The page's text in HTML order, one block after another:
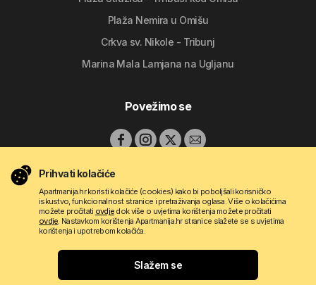
Plaža Nemira u Omišu
Crkva sv. Nikole - Tribunj
Marina Mala Lamjana na Ugljanu
Povežimo se
Pravila korištenja
Prihvati kolačiće
Apartmanija.hr koristi kolačiće (cookies) kako bi poboljšali korisničko
iskustvo, funkcionalnost stranice i pretraživanja oglasa. Više o kolačićima
možete pročitati ovdje dok više o uvjetima korištenja možete pročitati
ovdje. Nastavkom korištenja Apartmanija.hr stranice slažete se s uvjetima
korištenja i upotrebom kolačića.
Slažem se